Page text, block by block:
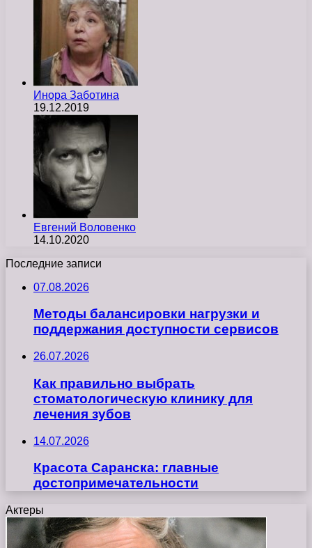
Инора Заботина
19.12.2019
Евгений Воловенко
14.10.2020
Последние записи
07.08.2026
Методы балансировки нагрузки и
поддержания доступности сервисов
26.07.2026
Как правильно выбрать
стоматологическую клинику для
лечения зубов
14.07.2026
Красота Саранска: главные
достопримечательности
Актеры